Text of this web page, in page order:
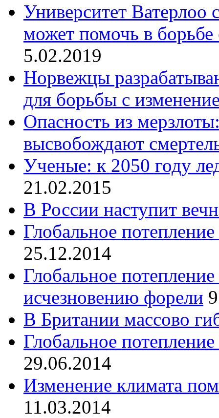
Университет Ватерлоо
может помочь в
5.02.2019
Норвежцы
для борьбы с
Опасность из
высвобождают
Ученые: к 2050 году
21.02.2015
В России наступит
Глобальное
25.12.2014
Глобальное
исчезновению форели
В Британии массово
Глобальное
29.06.2014
Изменение климата
11.03.2014